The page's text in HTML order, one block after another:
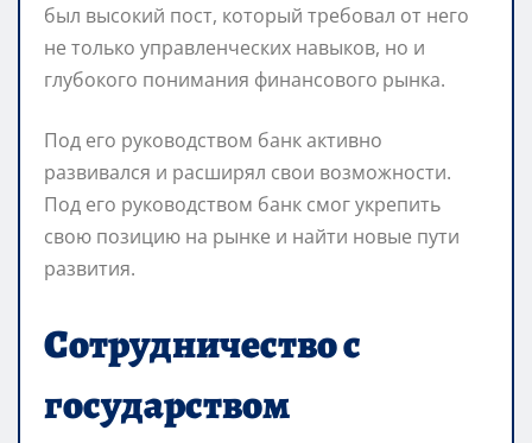
был высокий пост, который требовал от него
не только управленческих навыков, но и
глубокого понимания финансового рынка.
Под его руководством банк активно
развивался и расширял свои возможности.
Под его руководством банк смог укрепить
свою позицию на рынке и найти новые пути
развития.
Сотрудничество с
государством